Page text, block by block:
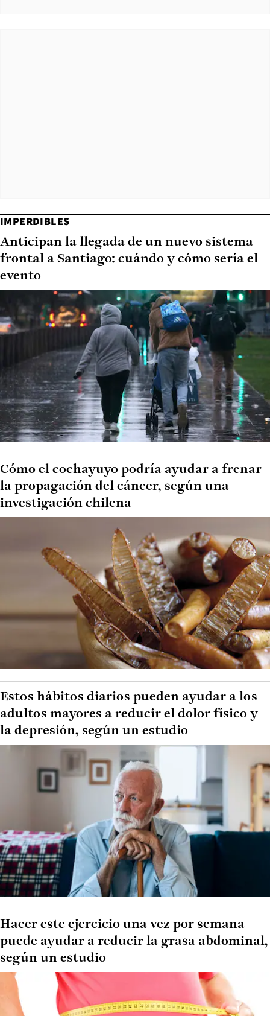
IMPERDIBLES
Anticipan la llegada de un nuevo sistema
frontal a Santiago: cuándo y cómo sería el
evento
Cómo el cochayuyo podría ayudar a frenar
la propagación del cáncer, según una
investigación chilena
Estos hábitos diarios pueden ayudar a los
adultos mayores a reducir el dolor físico y
la depresión, según un estudio
Hacer este ejercicio una vez por semana
puede ayudar a reducir la grasa abdominal,
según un estudio